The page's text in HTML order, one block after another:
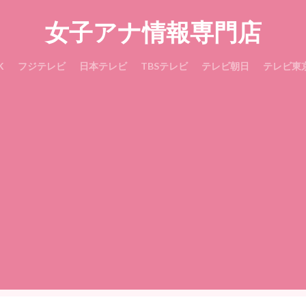
女子アナ情報専門店
フジテレビ 日本テレビ TBSテレビ テレビ朝日 テレビ東